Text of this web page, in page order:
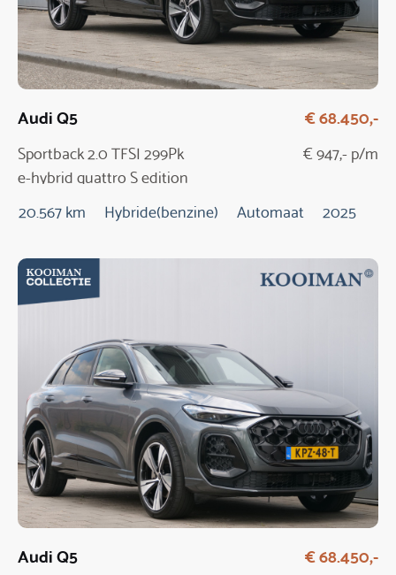
Audi Q5
Sportback 2.0 TFSI 299Pk
e-hybrid quattro S edition
€ 68.450,-
€ 947,- p/m
20.567 km Hybride(benzine) Automaat 2025
Audi Q5 € 68.450,-